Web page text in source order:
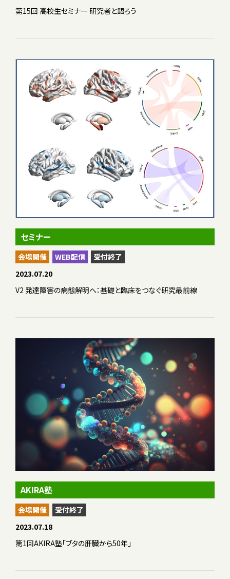
第15回 高校生セミナー 研究者と語ろう
セミナー
会場開催 WEB配信
受付終了
2023.07.20
V2 発達障害の病態解明へ：基礎と臨床をつなぐ研究最前線
AKIRA塾
会場開催
受付終了
2023.07.18
第1回AKIRA塾「ブタの肝臓から50年」